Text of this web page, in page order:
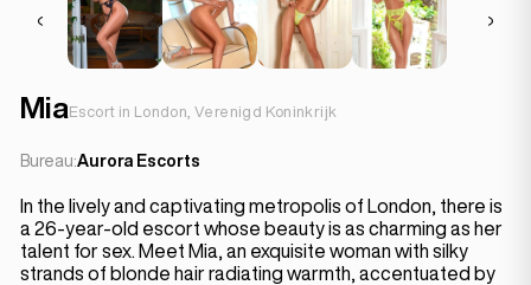
MiaEscort in London, Verenigd Koninkrijk
Bureau:Aurora Escorts
In the lively and captivating metropolis of London, there is
a 26-year-old escort whose beauty is as charming as her
talent for sex. Meet Mia, an exquisite woman with silky
strands of blonde hair radiating warmth, accentuated by